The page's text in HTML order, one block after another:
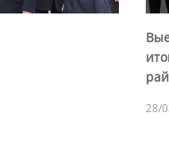
28/